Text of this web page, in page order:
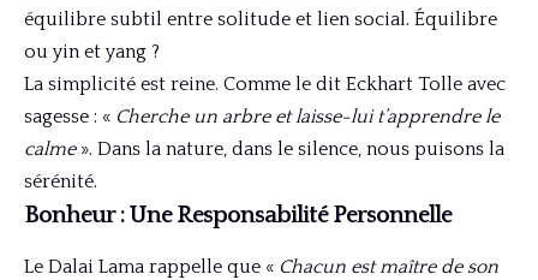
équilibre subtil entre solitude et lien social. Équilibre
ou yin et yang ?
La simplicité est reine. Comme le dit Eckhart Tolle avec
sagesse : « Cherche un arbre et laisse-lui t’apprendre le
calme». Dans la nature, dans le silence, nous puisons la
sérénité.
Bonheur : Une Responsabilité Personnelle
Le Dalai Lama rappelle que « Chacun est maître de son